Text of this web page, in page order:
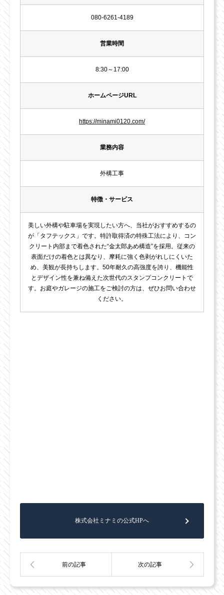
080-6261-4189
営業時間
8:30～17:00
ホームページURL
https://minami0120.com/
業務内容
外構工事
特徴・サービス
美しい外構や駐車場を実現したい方へ、当社がおすすめするの
が「タフテックス」です。特許取得済の特殊工法により、コン
クリート内部まで着色された“金太郎あめ構造”を採用。従来の
表面だけの着色とは異なり、摩耗に強く色剥がれしにくいた
め、美観が長持ちします。50年耐久の高強度を誇り、機能性
とデザイン性を兼ね備えた次世代のスタンプコンクリートで
す。お庭やガレージの施工をご検討の方は、ぜひお問い合わせ
ください。
株式会社ミナミの公式HPへ